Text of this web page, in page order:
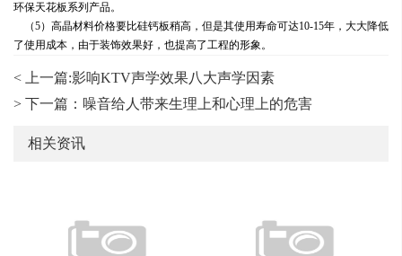
环保天花板系列产品。
（5）高晶材料价格要比硅钙板稍高，但是其使用寿命可达10-15年，大大降低
了使用成本，由于装饰效果好，也提高了工程的形象。
< 上一篇:影响KTV声学效果八大声学因素
> 下一篇：噪音给人带来生理上和心理上的危害
相关资讯